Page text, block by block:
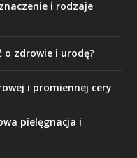
i rodzaje
o zdrowie i urodę?
i promiennej cery
pielęgnacja i